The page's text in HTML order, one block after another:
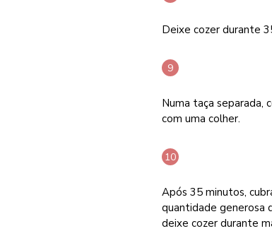
Deixe cozer durante
Numa taça separada,
com uma colher.
Após 35 minutos,
quantidade generosa
deixe cozer durante